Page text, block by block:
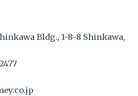
Bldg., 1-8-8 Shinkawa,